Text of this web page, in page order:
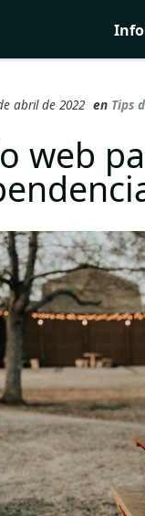
abril de 2022 en Tips
web